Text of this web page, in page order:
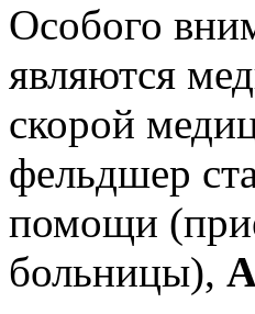
Особого
являются
скорой
фельдшер
помощи
больницы),